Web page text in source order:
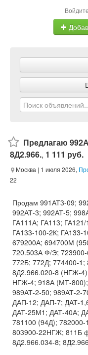
Войдите
Предлагаю
8Д2.966., 1 111 руб.
Москва | 1 июля 2026,
22
Продам 991АТ3-09;
992АТ-3; 992АТ-5;
ГА111А; ГА113;
ГА133-100-2К; ГА133-
679200А; 694700М
720.503А Ф/Э;
772Б; 772Д; 774400-1;
8Д2.966.020-8 (НГЖ-
НГЖ-4; 918А (МТ-
989АТ-2-50; 989АТ-2-
ДАП-12; ДАП-7; ДАТ-
ДАТ-25М1; ДАТ-40А;
781100 (94Д);
803900-22НГЖ; 811Б
8Д2.966.034-8;